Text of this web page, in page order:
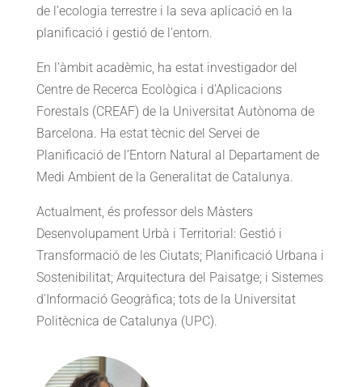
de l’ecologia terrestre i la seva aplicació en la
planificació i gestió de l’entorn.
En l’àmbit acadèmic, ha estat investigador del
Centre de Recerca Ecològica i d’Aplicacions
Forestals (CREAF) de la Universitat Autònoma de
Barcelona. Ha estat tècnic del Servei de
Planificació de l’Entorn Natural al Departament de
Medi Ambient de la Generalitat de Catalunya.
Actualment, és professor dels Màsters
Desenvolupament Urbà i Territorial: Gestió i
Transformació de les Ciutats; Planificació Urbana i
Sostenibilitat; Arquitectura del Paisatge; i Sistemes
d’Informació Geogràfica; tots de la Universitat
Politècnica de Catalunya (UPC).